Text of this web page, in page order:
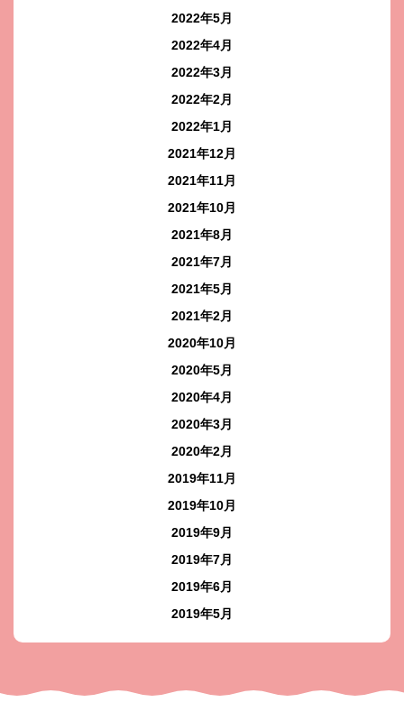
2022年5月
2022年4月
2022年3月
2022年2月
2022年1月
2021年12月
2021年11月
2021年10月
2021年8月
2021年7月
2021年5月
2021年2月
2020年10月
2020年5月
2020年4月
2020年3月
2020年2月
2019年11月
2019年10月
2019年9月
2019年7月
2019年6月
2019年5月